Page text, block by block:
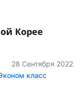
Корее
28 Сентября 2022
класс